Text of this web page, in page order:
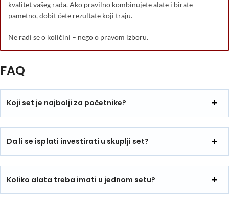
kvalitet vašeg rada. Ako pravilno kombinujete alate i birate
pametno, dobit ćete rezultate koji traju.
Ne radi se o količini – nego o pravom izboru.
FAQ
Koji set je najbolji za početnike?
Da li se isplati investirati u skuplji set?
Koliko alata treba imati u jednom setu?